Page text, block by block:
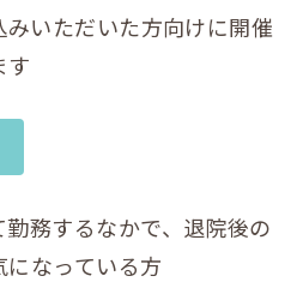
いただいた方向けに開催
す
勤務するなかで、退院後の
なっている方